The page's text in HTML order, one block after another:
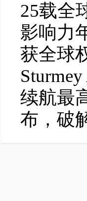
25载全
影响力
获全球
续航最
布，破